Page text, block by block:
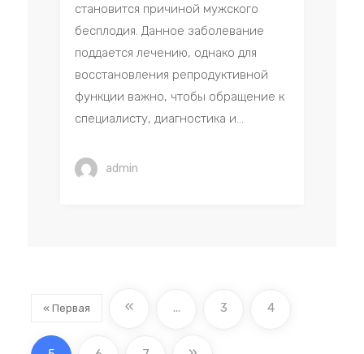
становится причиной мужского
бесплодия. Данное заболевание
поддается лечению, однако для
восстановления репродуктивной
функции важно, чтобы обращение к
специалисту, диагностика и...
admin
« Первая « ... 3 4